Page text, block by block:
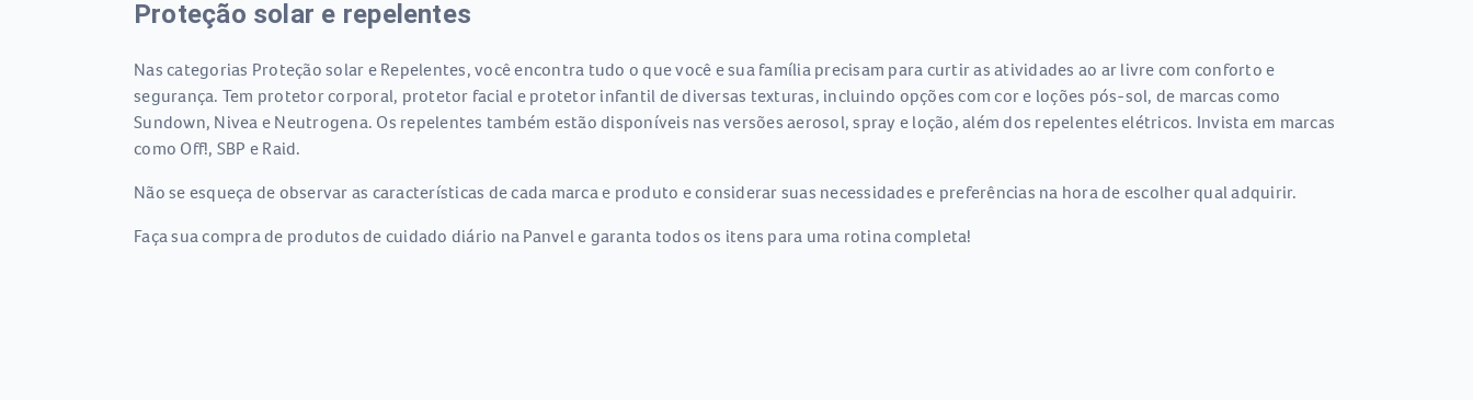
Proteção solar e repelentes
Nas categorias Proteção solar e Repelentes, você encontra tudo o que você e sua família precisam para curtir as atividades ao ar livre com conforto e
segurança. Tem protetor corporal, protetor facial e protetor infantil de diversas texturas, incluindo opções com cor e loções pós-sol, de marcas como
Sundown, Nivea e Neutrogena. Os repelentes também estão disponíveis nas versões aerosol, spray e loção, além dos repelentes elétricos. Invista em marcas
como Off!, SBP e Raid.
Não se esqueça de observar as características de cada marca e produto e considerar suas necessidades e preferências na hora de escolher qual adquirir.
Faça sua compra de produtos de cuidado diário na Panvel e garanta todos os itens para uma rotina completa!